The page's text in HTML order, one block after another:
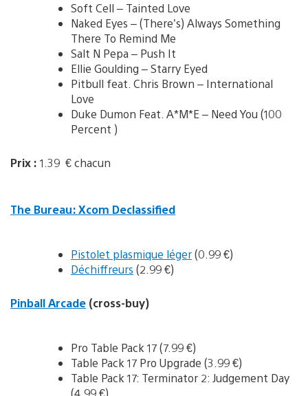
Soft Cell – Tainted Love
Naked Eyes – (There’s) Always Something
There To Remind Me
Salt N Pepa – Push It
Ellie Goulding – Starry Eyed
Pitbull feat. Chris Brown – International
Love
Duke Dumon Feat. A*M*E – Need You (100
Percent )
Prix : 1.39 € chacun
The Bureau: Xcom Declassified
Pistolet plasmique léger(0.99 €)
Déchiffreurs (2.99 €)
Pinball Arcade (cross-buy)
Pro Table Pack 17 (7.99 €)
Table Pack 17 Pro Upgrade (3.99 €)
Table Pack 17: Terminator 2: Judgement Day